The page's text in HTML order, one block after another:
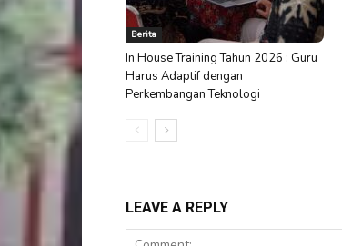
Berita
In House Training Tahun 2026 : Guru
Harus Adaptif dengan
Perkembangan Teknologi
LEAVE A REPLY